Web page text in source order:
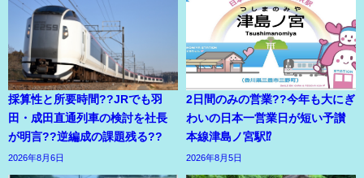
採算性と所要時間??JRでも羽
田・成田直通列車の検討を社長
が明言??逆編成の課題残る??
2026年8月6日
2日間のみの営業??今年も大にぎ
わいの日本一営業日が短い予讃
本線津島ノ宮駅⁉
2026年8月5日